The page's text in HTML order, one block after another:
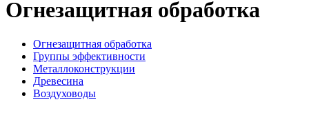
Огнезащитная обработка
Огнезащитная обработка
Группы эффективности
Металлоконструкции
Древесина
Воздуховоды